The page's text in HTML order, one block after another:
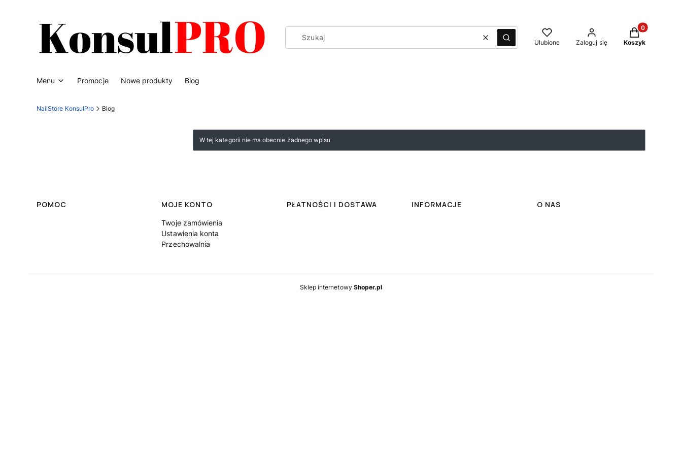
WyczyśćSzukaj Ulubione Zaloguj się
Produkty w
Koszyk
Menu Promocje Nowe produkty Blog
NailStore KonsulPro Blog
W tej kategorii nie ma obecnie żadnego wpisu
Linki w stopce
POMOC MOJE KONTO
Twoje zamówienia
Ustawienia konta
Przechowalnia
PŁATNOŚCI I DOSTAWA INFORMACJE O NAS
Sklep internetowy Shoper.pl